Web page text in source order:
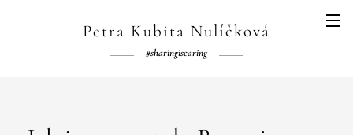
Petra Kubita Nulíčková
#sharingiscaring